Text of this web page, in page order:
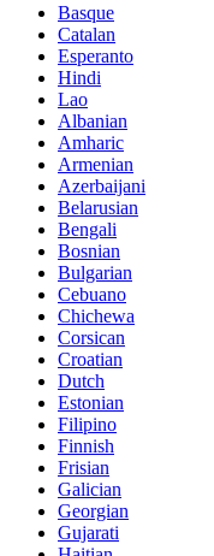
Basque
Catalan
Esperanto
Hindi
Lao
Albanian
Amharic
Armenian
Azerbaijani
Belarusian
Bengali
Bosnian
Bulgarian
Cebuano
Chichewa
Corsican
Croatian
Dutch
Estonian
Filipino
Finnish
Frisian
Galician
Georgian
Gujarati